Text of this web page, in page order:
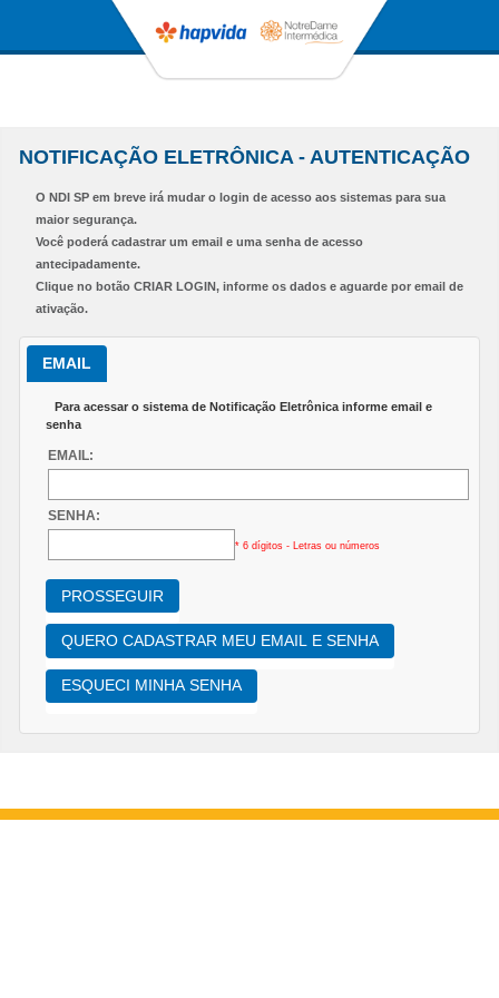
NOTIFICAÇÃO ELETRÔNICA - AUTENTICAÇÃO
O NDI SP em breve irá mudar o login de acesso aos sistemas para sua
maior segurança.
Você poderá cadastrar um email e uma senha de acesso
antecipadamente.
Clique no botão CRIAR LOGIN, informe os dados e aguarde por email de
ativação.
EMAIL
Para acessar o sistema de Notificação Eletrônica informe email e
senha
EMAIL:
SENHA:
* 6 dígitos - Letras ou números
PROSSEGUIR
QUERO CADASTRAR MEU EMAIL E SENHA
ESQUECI MINHA SENHA